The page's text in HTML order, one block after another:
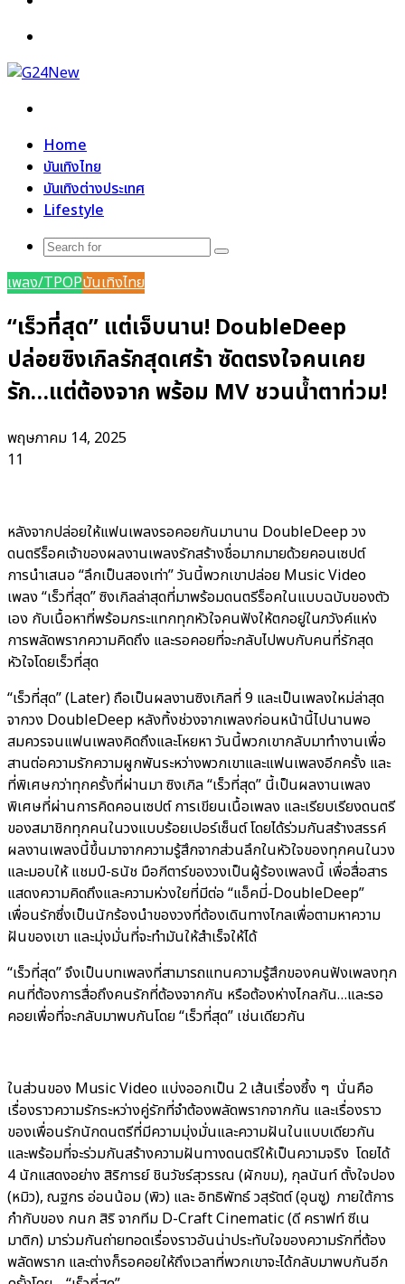
Home
บันเทิงไทย
บันเทิงต่างประเทศ
Lifestyle
Search
เพลง/TPOPบันเทิงไทย
“เร็วที่สุด” แต่เจ็บนาน! DoubleDeep
ปล่อยซิงเกิลรักสุดเศร้า ซัดตรงใจคนเคย
รัก…แต่ต้องจาก พร้อม MV ชวนน้ำตาท่วม!
พฤษภาคม 14, 2025
11
หลังจากปล่อยให้แฟนเพลงรอคอยกันมานาน DoubleDeep วง
ดนตรีร็อคเจ้าของผลงานเพลงรักสร้างชื่อมากมายด้วยคอนเซปต์
การนำเสนอ “ลึกเป็นสองเท่า” วันนี้พวกเขาปล่อย Music Video
เพลง “เร็วที่สุด” ซิงเกิลล่าสุดที่มาพร้อมดนตรีร็อคในแบบฉบับของตัว
เอง กับเนื้อหาที่พร้อมกระแทกทุกหัวใจคนฟังให้ตกอยู่ในภวังค์แห่ง
การพลัดพรากความคิดถึง และรอคอยที่จะกลับไปพบกับคนที่รักสุด
หัวใจโดยเร็วที่สุด
“เร็วที่สุด” (Later) ถือเป็นผลงานซิงเกิลที่ 9 และเป็นเพลงใหม่ล่าสุด
จากวง DoubleDeep หลังทิ้งช่วงจากเพลงก่อนหน้านี้ไปนานพอ
สมควรจนแฟนเพลงคิดถึงและโหยหา วันนี้พวกเขากลับมาทำงานเพื่อ
สานต่อความรักความผูกพันระหว่างพวกเขาและแฟนเพลงอีกครั้ง และ
ที่พิเศษกว่าทุกครั้งที่ผ่านมา ซิงเกิล “เร็วที่สุด” นี้เป็นผลงานเพลง
พิเศษที่ผ่านการคิดคอนเซปต์ การเขียนเนื้อเพลง และเรียบเรียงดนตรี
ของสมาชิกทุกคนในวงแบบร้อยเปอร์เซ็นต์ โดยได้ร่วมกันสร้างสรรค์
ผลงานเพลงนี้ขึ้นมาจากความรู้สึกจากส่วนลึกในหัวใจของทุกคนในวง
และมอบให้ แชมป์-ธนัช มือกีตาร์ของวงเป็นผู้ร้องเพลงนี้ เพื่อสื่อสาร
แสดงความคิดถึงและความห่วงใยที่มีต่อ “แอ็คมี่-DoubleDeep”
เพื่อนรักซึ่งเป็นนักร้องนำของวงที่ต้องเดินทางไกลเพื่อตามหาความ
ฝันของเขา และมุ่งมั่นที่จะทำมันให้สำเร็จให้ได้
“เร็วที่สุด” จึงเป็นบทเพลงที่สามารถแทนความรู้สึกของคนฟังเพลงทุก
คนที่ต้องการสื่อถึงคนรักที่ต้องจากกัน หรือต้องห่างไกลกัน…และรอ
คอยเพื่อที่จะกลับมาพบกันโดย “เร็วที่สุด” เช่นเดียวกัน
ในส่วนของ Music Video แบ่งออกเป็น 2 เส้นเรื่องซึ้ง ๆ นั่นคือ
เรื่องราวความรักระหว่างคู่รักที่จำต้องพลัดพรากจากกัน และเรื่องราว
ของเพื่อนรักนักดนตรีที่มีความมุ่งมั่นและความฝันในแบบเดียวกัน
และพร้อมที่จะร่วมกันสร้างความฝันทางดนตรีให้เป็นความจริง โดยได้
4 นักแสดงอย่าง สิริการย์ ชินวัชร์สุวรรณ (ผักขม), กุลนันท์ ตั้งใจปอง
(หมิว), ณฐกร อ่อนน้อม (พิว) และ อิทธิพัทธ์ วสุรัตต์ (อุนซู) ภายใต้การ
กำกับของ กนก สิริ จากทีม D-Craft Cinematic (ดี คราฟท์ ซีเน
มาติก) มาร่วมกันถ่ายทอดเรื่องราวอันน่าประทับใจของความรักที่ต้อง
พลัดพราก และต่างก็รอคอยให้ถึงเวลาที่พวกเขาจะได้กลับมาพบกันอีก